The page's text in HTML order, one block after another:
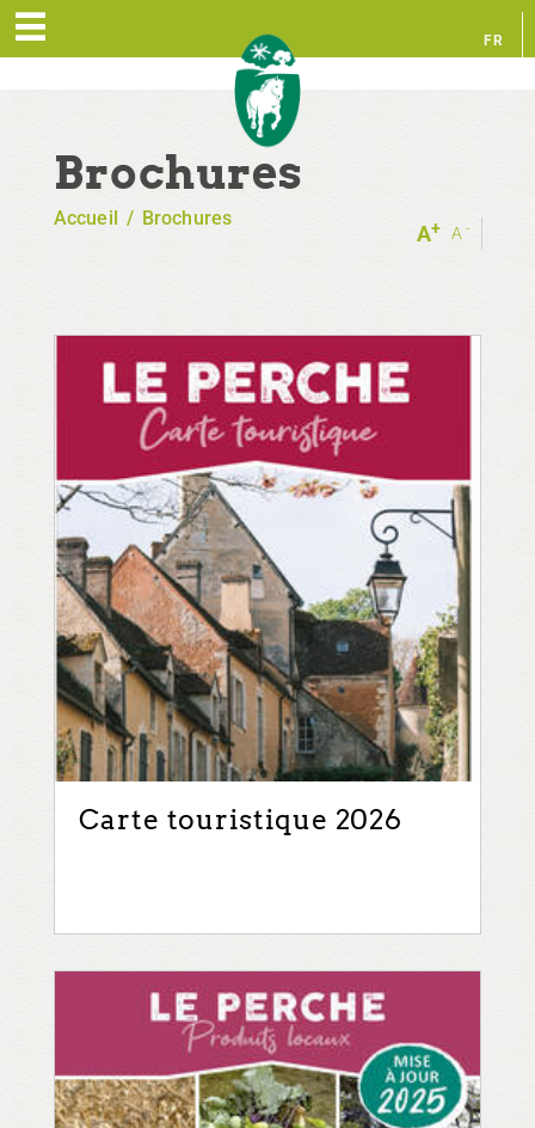
FR
Brochures
-
A
+
A
Accueil / Brochures
Carte touristique 2026